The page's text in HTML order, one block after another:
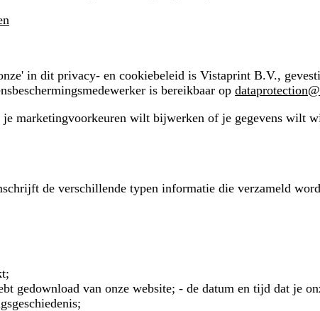
in dit privacy- en cookiebeleid is Vistaprint B.V.,
is bereikbaar op
marketingvoorkeuren wilt bijwerken of je gegevens wilt
de verschillende typen informatie die verzameld
gedownload van onze website; - de datum en tijd dat je